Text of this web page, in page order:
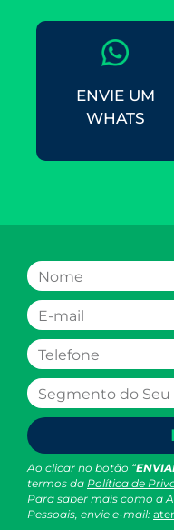
ENVIE UM
WHATS
Ao clicar no botão “
termos da Política de
Para saber mais como a
Pessoais, envie e-mail: